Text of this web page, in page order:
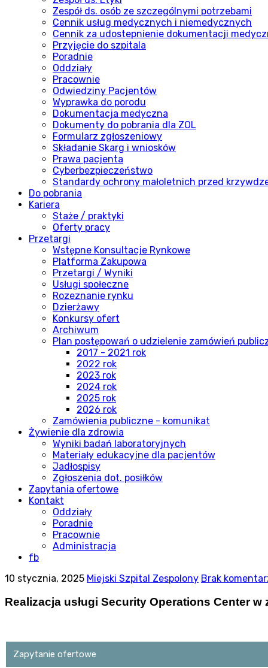
Zespół ds. osób ze szczególnymi potrzebami
Cennik usług medycznych i niemedycznych
Cennik za udostepnienie dokumentacji
Przyjęcie do szpitala
Poradnie
Oddziały
Pracownie
Odwiedziny Pacjentów
Wyprawka do porodu
Dokumentacja medyczna
Dokumenty do pobrania dla ZOL
Formularz zgłoszeniowy
Składanie Skarg i wniosków
Prawa pacjenta
Cyberbezpieczeństwo
Standardy ochrony małoletnich przed
Do pobrania
Kariera
Staże / praktyki
Oferty pracy
Przetargi
Wstępne Konsultacje Rynkowe
Platforma Zakupowa
Przetargi / Wyniki
Usługi społeczne
Rozeznanie rynku
Dzierżawy
Konkursy ofert
Archiwum
Plan postępowań o udzielenie zamówień
2017 - 2021 rok
2022 rok
2023 rok
2024 rok
2025 rok
2026 rok
Zamówienia publiczne - komunikat
Żywienie dla zdrowia
Wyniki badań laboratoryjnych
Materiały edukacyjne dla pacjentów
Jadłospisy
Zgłoszenia dot. posiłków
Zapytania ofertowe
Kontakt
Oddziały
Poradnie
Pracownie
Administracja
fb
10 stycznia, 2025 Miejski Szpital Zespolony Brak
Realizacja usługi Security Operations Center
Zapytanie ofertowe